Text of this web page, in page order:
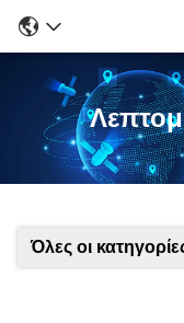
Όλες οι